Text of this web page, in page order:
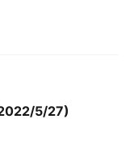
5/27)